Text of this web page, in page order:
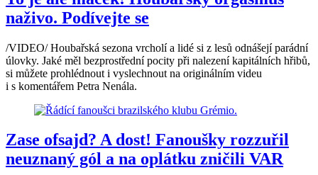
naživo. Podívejte se
/VIDEO/ Houbařská sezona vrcholí a lidé si z lesů odnášejí parádní
úlovky. Jaké měl bezprostřední pocity při nalezení kapitálních hřibů,
si můžete prohlédnout i vyslechnout na originálním videu
i s komentářem Petra Nenála.
Zase ofsajd? A dost! Fanoušky rozzuřil
neuznaný gól a na oplátku zničili VAR